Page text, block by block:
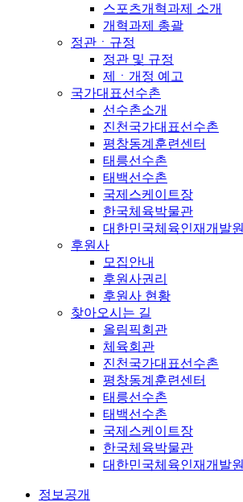
스포츠개혁과제 소개
개혁과제 총괄
정관ㆍ규정
정관 및 규정
제ㆍ개정 예고
국가대표선수촌
선수촌소개
진천국가대표선수촌
평창동계훈련센터
태릉선수촌
태백선수촌
국제스케이트장
한국체육박물관
대한민국체육인재개발원
후원사
모집안내
후원사권리
후원사 현황
찾아오시는 길
올림픽회관
체육회관
진천국가대표선수촌
평창동계훈련센터
태릉선수촌
태백선수촌
국제스케이트장
한국체육박물관
대한민국체육인재개발원
정보공개